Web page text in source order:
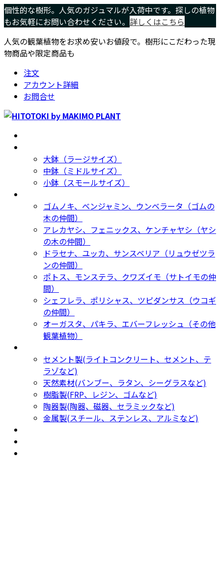
コ
ン
ン
ツ
プ
ナ
ビ
ー
シ
動
個性的な樹形。人気のガジュマルが入荷中です。探しの植物
もお気軽にお問い合わせください。 詳しくはこちら
人気の観葉植物をお求め安いお値段で。樹形にこだわった現
物商品や限定商品も
注文
アカウント詳細
お問合せ
大鉢（ラージサイズ）
中鉢（ミドルサイズ）
小鉢（スモールサイズ）
ゴムノキ、ベンジャミン、ウンベラータ（ゴムの
木の仲間）
アレカヤシ、フェニックス、ケンチャヤシ（ヤシ
の木の仲間）
ドラセナ、ユッカ、サンスベリア（リュウゼツラ
ンの仲間）
ポトス、モンステラ、クワズイモ（サトイモの仲
間）
シェフレラ、ポリシャス、ツピダンサス（ウコギ
の仲間）
オーガスタ、パキラ、エバーフレッシュ（その他
観葉植物）
セメント製(ライトコンクリート、セメント、テ
ラゾなど)
天然素材(バンブー、ラタン、シーグラスなど)
樹脂製(FRP、レジン、ゴムなど)
陶器製(陶器、磁器、セラミックなど)
金属製(スチール、ステンレス、アルミなど)